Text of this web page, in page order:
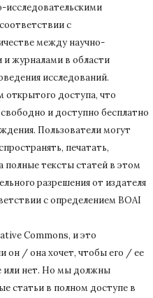
исследовательскими
с
между научно-
и журналами в области
исследований.
открытого доступа, что
и доступно бесплатно
Пользователи могут
печатать,
полные тексты статей в этом
разрешения от издателя
с определением BOAI
Commons, и это
он / она хочет, чтобы его / ее
нет. Но мы должны
статьи в полном доступе в